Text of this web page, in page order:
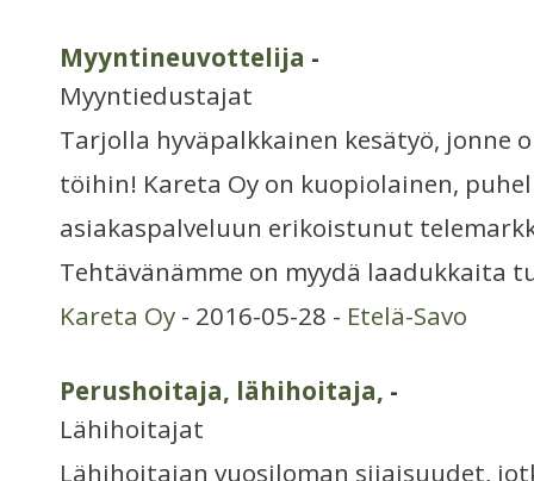
Myyntineuvottelija -
Myyntiedustajat
Tarjolla hyväpalkkainen kesätyö, jonne
töihin! Kareta Oy on kuopiolainen,
asiakaspalveluun erikoistunut
Tehtävänämme on myydä laadukkaita
Kareta Oy - 2016-05-28 - Etelä-Savo
Perushoitaja, lähihoitaja, -
Lähihoitajat
Lähihoitajan vuosiloman sijaisuudet,